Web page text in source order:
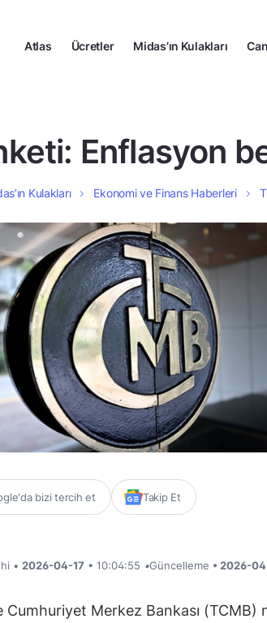
Atlas Ücretler Midas’ın Kulakları
Enflasyon
Kulakları Ekonomi ve Finans Haberleri
bizi tercih et Takip Et
• 2026-04-17 • 10:04:55 •Güncelleme • 2026-
Cumhuriyet Merkez Bankası (TCMB)